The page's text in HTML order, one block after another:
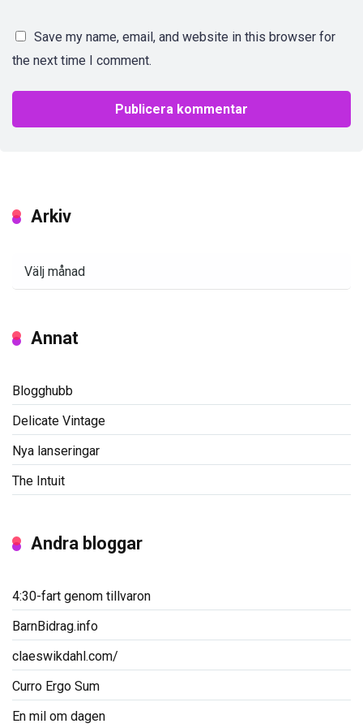
Save my name, email, and website in this browser for
the next time I comment.
Arkiv
Annat
Blogghubb
Delicate Vintage
Nya lanseringar
The Intuit
Andra bloggar
4:30-fart genom tillvaron
BarnBidrag.info
claeswikdahl.com/
Curro Ergo Sum
En mil om dagen